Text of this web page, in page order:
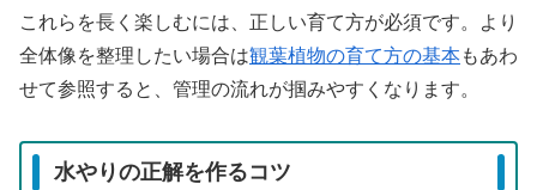
これらを長く楽しむには、正しい育て方が必須です。より
全体像を整理したい場合は観葉植物の育て方の基本もあわ
せて参照すると、管理の流れが掴みやすくなります。
水やりの正解を作るコツ